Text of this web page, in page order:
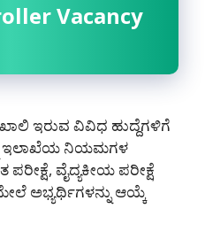
Vacancy
ಇರುವ ವಿವಿಧ ಹುದ್ದೆಗಳಿಗೆ
ಇಲಾಖೆಯ ನಿಯಮಗಳ
ವೈದ್ಯಕೀಯ ಪರೀಕ್ಷೆ
ಅಭ್ಯರ್ಥಿಗಳನ್ನು ಆಯ್ಕೆ